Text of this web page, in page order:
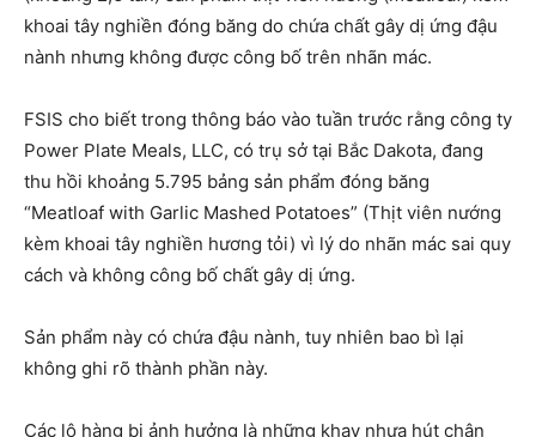
khoai tây nghiền đóng băng do chứa chất gây dị ứng đậu
nành nhưng không được công bố trên nhãn mác.
FSIS cho biết trong thông báo vào tuần trước rằng công ty
Power Plate Meals, LLC, có trụ sở tại Bắc Dakota, đang
thu hồi khoảng 5.795 bảng sản phẩm đóng băng
“Meatloaf with Garlic Mashed Potatoes” (Thịt viên nướng
kèm khoai tây nghiền hương tỏi) vì lý do nhãn mác sai quy
cách và không công bố chất gây dị ứng.
Sản phẩm này có chứa đậu nành, tuy nhiên bao bì lại
không ghi rõ thành phần này.
Các lô hàng bị ảnh hưởng là những khay nhựa hút chân